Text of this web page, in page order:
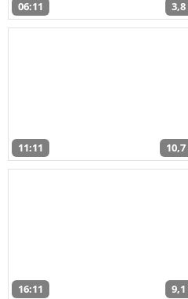
06:11 3,8
11:11 10,7
16:11 9,1